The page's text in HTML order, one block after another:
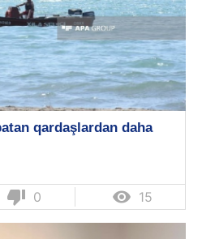
qardaşlardan daha
thumb_down 0  15